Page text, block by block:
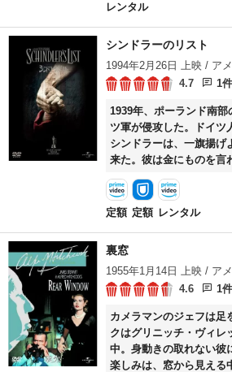
レンタル
シンドラーのリスト
1994年2月26日 上映 / ア
4.7
1件
1939年、ポーランド南
ツ軍が侵攻した。ドイツ
シンドラーは、一旗揚げ
来た。彼は金にものを言
たちに取り入り、ユダヤ
を払い下げてもらう。ユ
ーク・シュテルンをパー
年3月、ユダヤ人たちは
（居住区）に住むことを
テルンの活躍で、ゲット
償の労働力として、シン
定額 定額 レンタル
裏窓
1955年1月14日 上映 / ア
4.6
1件
カメラマンのジェフは足
クはグリニッチ・ヴィレ
中。身動きの取れない彼
楽しみは、窓から見える